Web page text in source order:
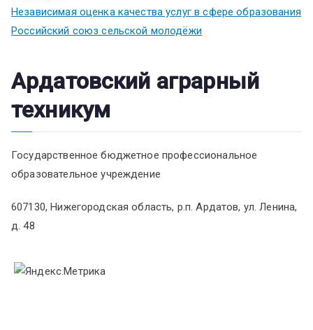
Независимая оценка качества услуг в сфере образования
Российский союз сельской молодёжи
Ардатовский аграрный
техникум
Государственное бюджетное профессиональное
образовательное учреждение
607130, Нижегородская область, р.п. Ардатов, ул. Ленина,
д. 48